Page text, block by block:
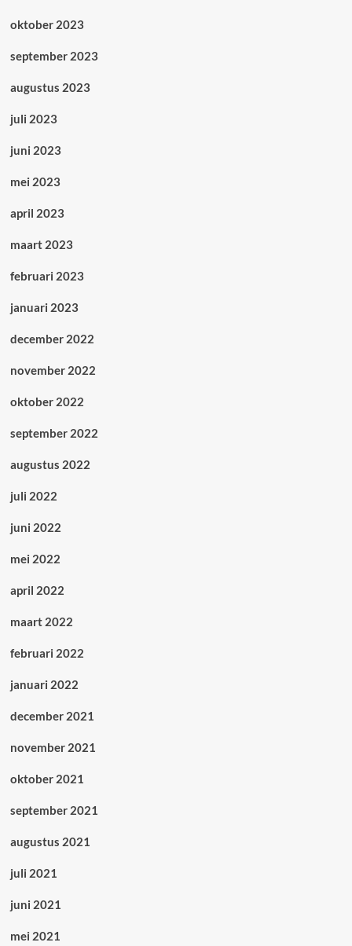
oktober 2023
september 2023
augustus 2023
juli 2023
juni 2023
mei 2023
april 2023
maart 2023
februari 2023
januari 2023
december 2022
november 2022
oktober 2022
september 2022
augustus 2022
juli 2022
juni 2022
mei 2022
april 2022
maart 2022
februari 2022
januari 2022
december 2021
november 2021
oktober 2021
september 2021
augustus 2021
juli 2021
juni 2021
mei 2021